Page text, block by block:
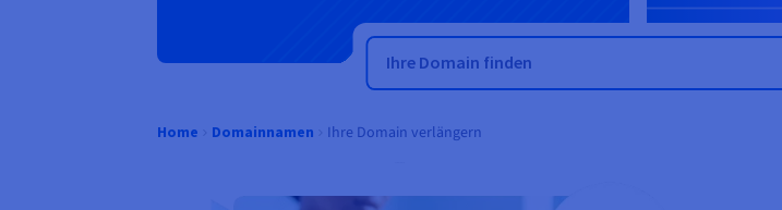
Suche nach mehreren Domainnamen
Home Domainnamen Ihre Domain verlängern